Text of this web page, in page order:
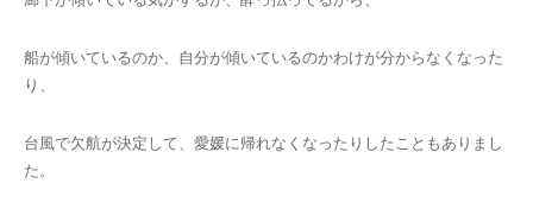
船が傾いているのか、自分が傾いているのかわけが分からなくなった
り、
台風で欠航が決定して、愛媛に帰れなくなったりしたこともありまし
た。